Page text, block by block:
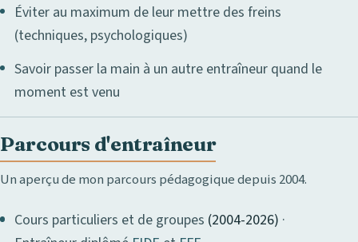
Éviter au maximum de leur mettre des freins
(techniques, psychologiques)
Savoir passer la main à un autre entraîneur quand le
moment est venu
Parcours d'entraîneur
Un aperçu de mon parcours pédagogique depuis 2004.
Cours particuliers et de groupes (2004-2026) ·